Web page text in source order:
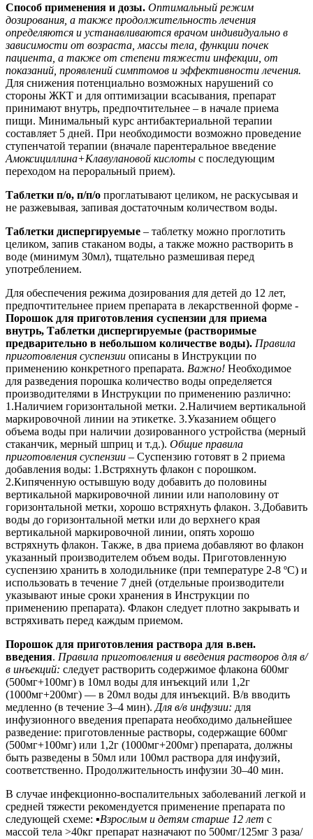
Способ применения и дозы. Оптимальный режим
дозирования, а также продолжительность лечения
определяются и устанавливаются врачом индивидуально в
зависимости от возраста, массы тела, функции почек
пациента, а также от степени тяжести инфекции, от
показаний, проявлений симптомов и эффективности лечения.
Для снижения потенциально возможных нарушений со
стороны ЖКТ и для оптимизации всасывания, препарат
принимают внутрь, предпочтительнее – в начале приема
пищи. Минимальный курс антибактериальной терапии
составляет 5 дней. При необходимости возможно проведение
ступенчатой терапии (вначале парентеральное введение
Амоксициллина+Клавулановой кислоты с последующим
переходом на пероральный прием).
Таблетки п/о, п/п/о проглатывают целиком, не раскусывая и
не разжевывая, запивая достаточным количеством воды.
Таблетки диспергируемые – таблетку можно проглотить
целиком, запив стаканом воды, а также можно растворить в
воде (минимум 30мл), тщательно размешивая перед
употреблением.
Для обеспечения режима дозирования для детей до 12 лет,
предпочтительнее прием препарата в лекарственной форме -
Порошок для приготовления суспензии для приема
внутрь, Таблетки диспергируемые (растворимые
предварительно в небольшом количестве воды). Правила
приготовления суспензии описаны в Инструкции по
применению конкретного препарата. Важно! Необходимое
для разведения порошка количество воды определяется
производителями в Инструкции по применению различно:
1.Наличием горизонтальной метки. 2.Наличием вертикальной
маркировочной линии на этикетке. 3.Указанием общего
объема воды при наличии дозированного устройства (мерный
стаканчик, мерный шприц и т.д.). Общие правила
приготовления суспензии – Суспензию готовят в 2 приема
добавления воды: 1.Встряхнуть флакон с порошком.
2.Кипяченную остывшую воду добавить до половины
вертикальной маркировочной линии или наполовину от
горизонтальной метки, хорошо встряхнуть флакон. 3.Добавить
воды до горизонтальной метки или до верхнего края
вертикальной маркировочной линии, опять хорошо
встряхнуть флакон. Также, в два приема добавляют во флакон
указанный производителем объем воды. Приготовленную
суспензию хранить в холодильнике (при температуре 2-8 ºС) и
использовать в течение 7 дней (отдельные производители
указывают иные сроки хранения в Инструкции по
применению препарата). Флакон следует плотно закрывать и
встряхивать перед каждым приемом.
Порошок для приготовления раствора для в.вен.
введения. Правила приготовления и введения растворов для в/
в инъекций: следует растворить содержимое флакона 600мг
(500мг+100мг) в 10мл воды для инъекций или 1,2г
(1000мг+200мг) — в 20мл воды для инъекций. В/в вводить
медленно (в течение 3–4 мин). Для в/в инфузии: для
инфузионного введения препарата необходимо дальнейшее
разведение: приготовленные растворы, содержащие 600мг
(500мг+100мг) или 1,2г (1000мг+200мг) препарата, должны
быть разведены в 50мл или 100мл раствора для инфузий,
соответственно. Продолжительность инфузии 30–40 мин.
В случае инфекционно-воспалительных заболеваний легкой и
средней тяжести рекомендуется применение препарата по
следующей схеме: ▪Взрослым и детям старше 12 лет с
массой тела >40кг препарат назначают по 500мг/125мг 3 раза/